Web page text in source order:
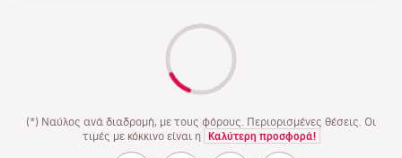
(*) Ναύλος ανά διαδρομή, με τους φόρους. Περιορισμένες θέσεις. Οι
τιμές με κόκκινο είναι η
Καλύτερη προσφορά!